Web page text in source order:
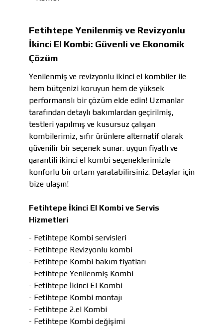
Fetihtepe Yenilenmiş ve Revizyonlu
İkinci El Kombi: Güvenli ve Ekonomik
Çözüm
Yenilenmiş ve revizyonlu ikinci el kombiler ile
hem bütçenizi koruyun hem de yüksek
performanslı bir çözüm elde edin! Uzmanlar
tarafından detaylı bakımlardan geçirilmiş,
testleri yapılmış ve kusursuz çalışan
kombilerimiz, sıfır ürünlere alternatif olarak
güvenilir bir seçenek sunar. uygun fiyatlı ve
garantili ikinci el kombi seçeneklerimizle
konforlu bir ortam yaratabilirsiniz. Detaylar için
bize ulaşın!
Fetihtepe İkinci El Kombi ve Servis
Hizmetleri
- Fetihtepe Kombi servisleri
- Fetihtepe Revizyonlu kombi
- Fetihtepe Kombi bakım fiyatları
- Fetihtepe Yenilenmiş Kombi
- Fetihtepe İkinci El Kombi
- Fetihtepe Kombi montajı
- Fetihtepe 2.el Kombi
- Fetihtepe Kombi değişimi